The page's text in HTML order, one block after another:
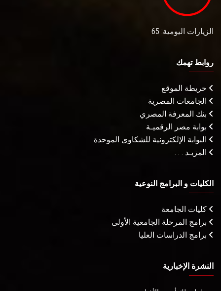
الزيارات اليومية: 65
روابط تهمك
خريطة الموقع
الجامعات المصرية
بنك المعرفة المصري
بوابة مصر الرقميـة
البوابة الإلكترونية للشكاوى الموحدة
المزيـد . . .
الكليات و البرامج النوعية
كليات الجامعة
برامج المرحلة الجامعية الأولى
برامج الدراسات العليا
النشرة الإخبارية